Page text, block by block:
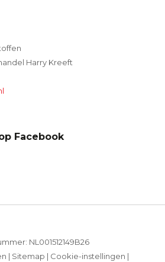
Harry Kreeft
Facebook
NL001512149B26
| Sitemap | Cookie-instellingen |